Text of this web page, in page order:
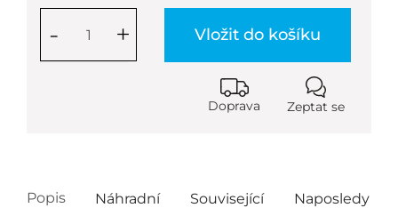
+
- Vložit do košíku
Doprava Zeptat se
Popis
Náhradní
Související
Naposledy